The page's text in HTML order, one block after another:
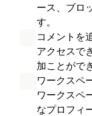
ース、ブロ
す。
コメントを
アクセスで
加ことがで
ワークスペ
ワークスペ
なプロフィ